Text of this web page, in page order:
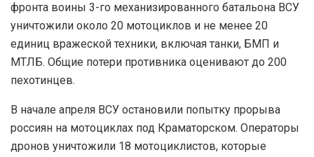
фронта воины 3-го механизированного батальона ВСУ
уничтожили около 20 мотоциклов и не менее 20
единиц вражеской техники, включая танки, БМП и
МТЛБ. Общие потери противника оценивают до 200
пехотинцев.
В начале апреля ВСУ остановили попытку прорыва
россиян на мотоциклах под Краматорском. Операторы
дронов уничтожили 18 мотоциклистов, которые